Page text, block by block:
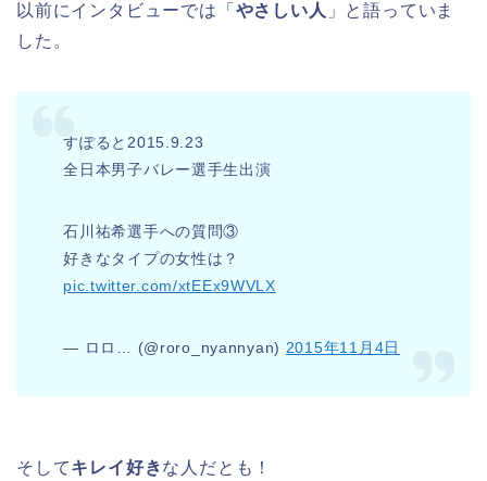
以前にインタビューでは「 やさしい人 」と語っていま
した。
すぽると2015.9.23
全日本男子バレー選手生出演
石川祐希選手への質問③
好きなタイプの女性は？
pic.twitter.com/xtEEx9WVLX
— ロロ… (@roro_nyannyan) 2015年11月4日
そしてキレイ好きな人だとも！